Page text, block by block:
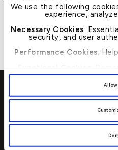
We use the following
experience,
Necessary Cookies:
security, and user
Performance Cookies:
Functional Cookies:
,Allow
الأعمال من كلية هولت الدولية
الأمريكية.
→